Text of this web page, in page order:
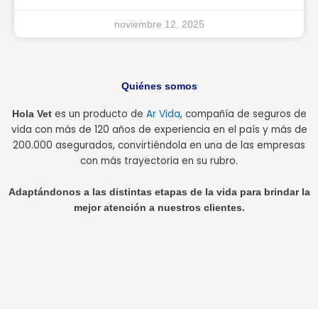
noviembre 12, 2025
Quiénes somos
Hola Vet es un producto de Ar Vida, compañía de seguros de
vida con más de 120 años de experiencia en el país y más de
200.000 asegurados, convirtiéndola en una de las empresas
con más trayectoria en su rubro.
Adaptándonos a las distintas etapas de la vida para brindar la
mejor atención a nuestros clientes.